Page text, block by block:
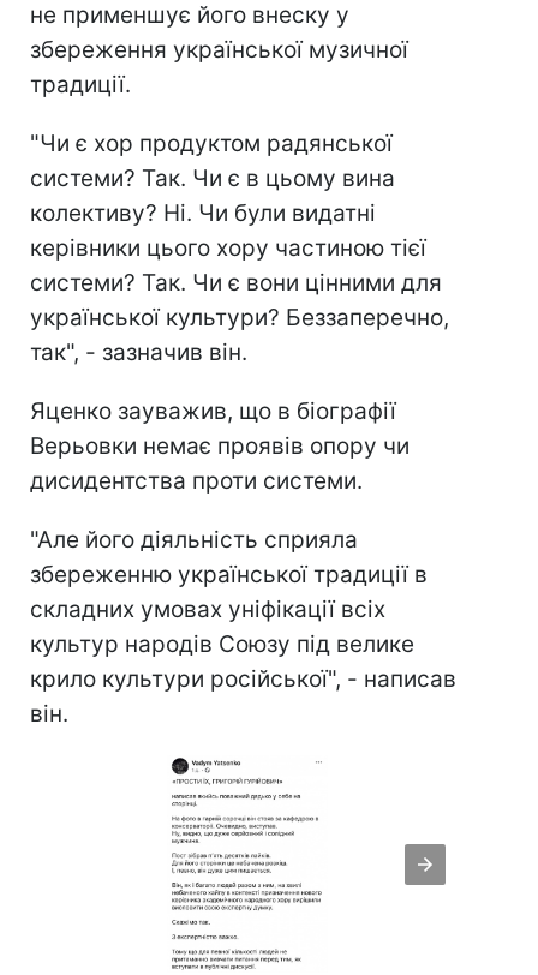
не применшує його внеску у
збереження української музичної
традиції.
"Чи є хор продуктом радянської
системи? Так. Чи є в цьому вина
колективу? Ні. Чи були видатні
керівники цього хору частиною тієї
системи? Так. Чи є вони цінними для
української культури? Беззаперечно,
так", - зазначив він.
Яценко зауважив, що в біографії
Верьовки немає проявів опору чи
дисидентства проти системи.
"Але його діяльність сприяла
збереженню української традиції в
складних умовах уніфікації всіх
культур народів Союзу під велике
крило культури російської", - написав
він.